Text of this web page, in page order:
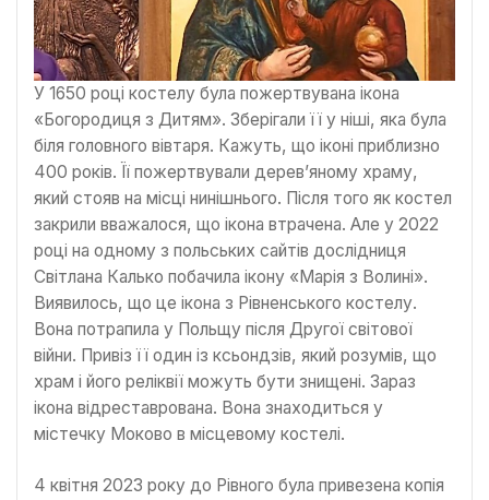
У 1650 році костелу була пожертвувана ікона
«Богородиця з Дитям». Зберігали її у ніші, яка була
біля головного вівтаря. Кажуть, що іконі приблизно
400 років. Її пожертвували дерев’яному храму,
який стояв на місці нинішнього. Після того як костел
закрили вважалося, що ікона втрачена. Але у 2022
році на одному з польських сайтів дослідниця
Світлана Калько побачила ікону «Марія з Волині».
Виявилось, що це ікона з Рівненського костелу.
Вона потрапила у Польщу після Другої світової
війни. Привіз її один із ксьондзів, який розумів, що
храм і його реліквії можуть бути знищені. Зараз
ікона відреставрована. Вона знаходиться у
містечку Моково в місцевому костелі.
4 квітня 2023 року до Рівного була привезена копія